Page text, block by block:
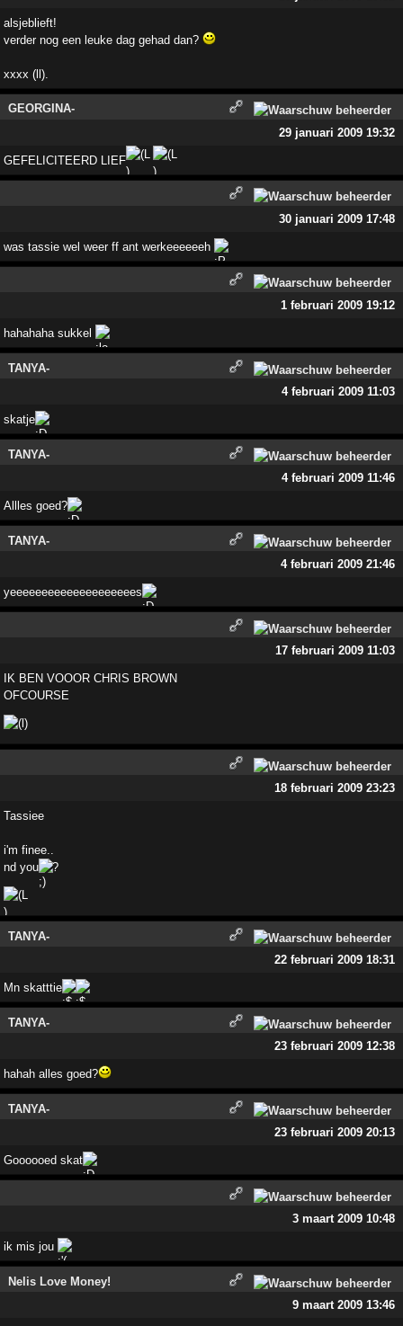
alsjeblieft!
verder nog een leuke dag gehad dan?
xxxx (ll).
GEORGINA-
29 januari 2009 19:32
GEFELICITEERD LIEF
30 januari 2009 17:48
was tassie wel weer ff ant werkeeeeeeh
1 februari 2009 19:12
hahahaha sukkel
TANYA-
4 februari 2009 11:03
skatje
TANYA-
4 februari 2009 11:46
Allles goed?
TANYA-
4 februari 2009 21:46
yeeeeeeeeeeeeeeeeeeees
17 februari 2009 11:03
IK BEN VOOOR CHRIS BROWN
OFCOURSE
18 februari 2009 23:23
Tassiee
i'm finee..
nd you
?
TANYA-
22 februari 2009 18:31
Mn skatttie
TANYA-
23 februari 2009 12:38
hahah alles goed?
TANYA-
23 februari 2009 20:13
Goooooed skat
3 maart 2009 10:48
ik mis jou
Nelis Love Money!
9 maart 2009 13:46